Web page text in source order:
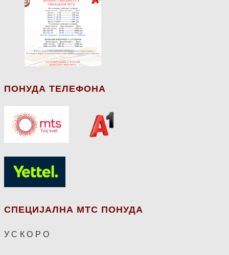
ПОНУДА ТЕЛЕФОНА
СПЕЦИЈАЛНА МТС ПОНУДА
У С К О Р О